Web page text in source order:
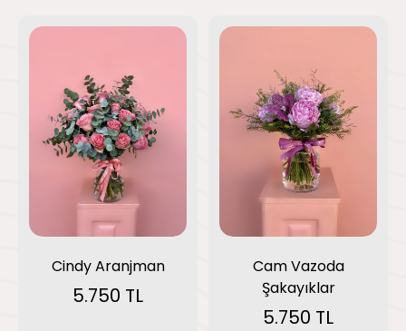
Cindy Aranjman
5.750 TL
Cam Vazoda
Şakayıklar
5.750 TL